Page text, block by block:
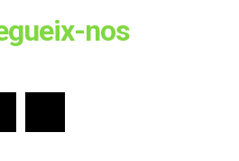
nos